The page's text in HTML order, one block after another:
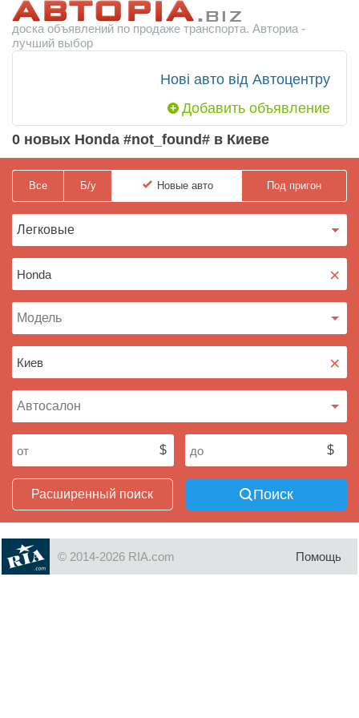
доска объявлений по продаже транспорта. Авториа -
лучший выбор
Нові авто від Автоцентру
Добавить объявление
0 новых Honda #not_found# в Киеве
Все Б/у Новые авто Под пригон
×
×
Расширенный поиск Поиск
© 2014-2026 RIA.com Помощь